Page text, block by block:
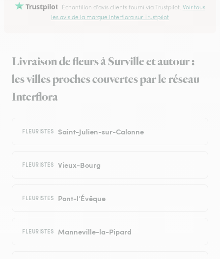
Trustpilot Échantillon d'avis clients fourni via Trustpilot. Voir tous
les avis de la marque Interflora sur Trustpilot
Livraison de fleurs à Surville et autour :
les villes proches couvertes par le réseau
Interflora
FLEURISTES Saint-Julien-sur-Calonne
FLEURISTES Vieux-Bourg
FLEURISTES Pont-l’Évêque
FLEURISTES Manneville-la-Pipard